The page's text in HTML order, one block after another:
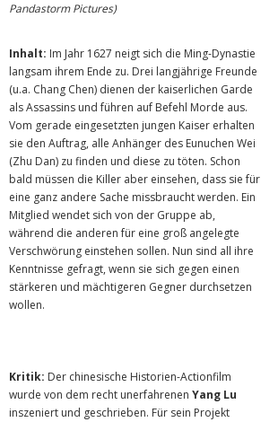
Pandastorm Pictures)
Inhalt: Im Jahr 1627 neigt sich die Ming-Dynastie
langsam ihrem Ende zu. Drei langjährige Freunde
(u.a. Chang Chen) dienen der kaiserlichen Garde
als Assassins und führen auf Befehl Morde aus.
Vom gerade eingesetzten jungen Kaiser erhalten
sie den Auftrag, alle Anhänger des Eunuchen Wei
(Zhu Dan) zu finden und diese zu töten. Schon
bald müssen die Killer aber einsehen, dass sie für
eine ganz andere Sache missbraucht werden. Ein
Mitglied wendet sich von der Gruppe ab,
während die anderen für eine groß angelegte
Verschwörung einstehen sollen. Nun sind all ihre
Kenntnisse gefragt, wenn sie sich gegen einen
stärkeren und mächtigeren Gegner durchsetzen
wollen.
Kritik: Der chinesische Historien-Actionfilm
wurde von dem recht unerfahrenen Yang Lu
inszeniert und geschrieben. Für sein Projekt